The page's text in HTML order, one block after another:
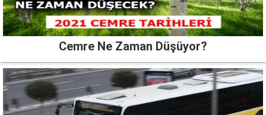
Cemre Ne Zaman Düşüyor?